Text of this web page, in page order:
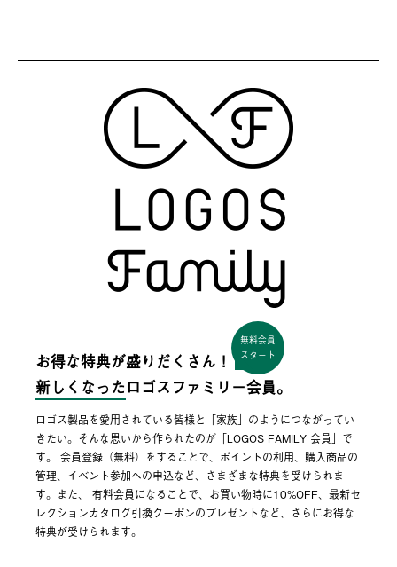
お得な特典が盛りだくさん！
無料会員
スタート
新しくなった ロゴスファミリー会員。
ロゴス製品を愛用されている皆様と「家族」のようにつながってい
きたい。そんな思いから作られたのが「LOGOS FAMILY 会員」で
す。 会員登録（無料）をすることで、ポイントの利用、購入商品の
管理、イベント参加への申込など、さまざまな特典を受けられま
す。また、 有料会員になることで、お買い物時に10%OFF、最新セ
レクションカタログ引換クーポンのプレゼントなど、さらにお得な
特典が受けられます。